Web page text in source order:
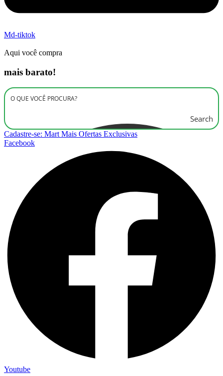
Md-tiktok
Aqui você compra
mais barato!
Search
Cadastre-se: Mart Mais Ofertas Exclusivas
Facebook
Youtube